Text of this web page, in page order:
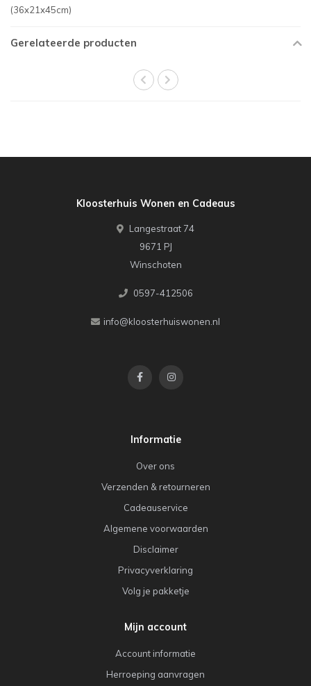
(36x21x45cm)
Gerelateerde producten
Kloosterhuis Wonen en Cadeaus
Langestraat 74
9671 PJ
Winschoten
0597-412506
info@kloosterhuiswonen.nl
Informatie
Over ons
Verzenden & retourneren
Cadeauservice
Algemene voorwaarden
Disclaimer
Privacyverklaring
Volg je pakketje
Mijn account
Account informatie
Herroeping aanvragen